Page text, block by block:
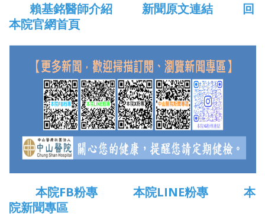
賴基銘醫師介紹
新聞原文連結
回
本院官網首頁
本院FB粉專 本院LINE粉專
本
院新聞專區